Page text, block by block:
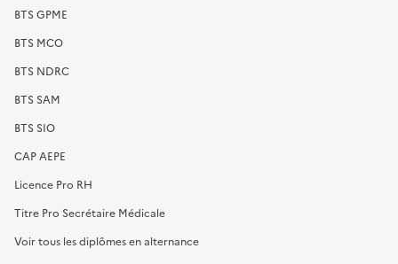
BTS GPME
BTS MCO
BTS NDRC
BTS SAM
BTS SIO
CAP AEPE
Licence Pro RH
Titre Pro Secrétaire Médicale
Voir tous les diplômes en alternance